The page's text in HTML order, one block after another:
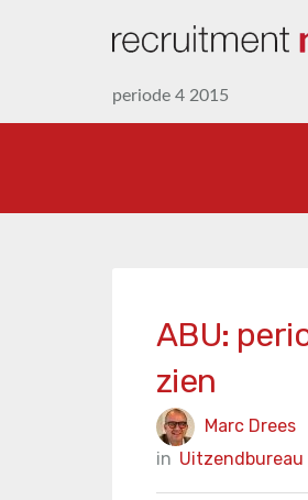
periode 4 2015
ABU:
zien
Marc Drees
in Uitzendbureau